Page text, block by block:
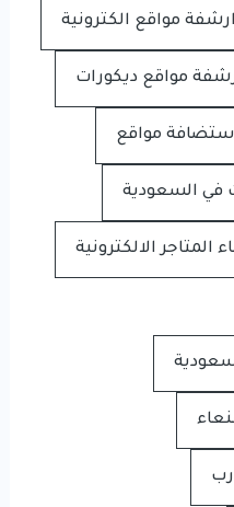
ارشفة مواقع الكترونية
مواقع ديكورات
مواقع
في السعودية
المتاجر الالكترونية